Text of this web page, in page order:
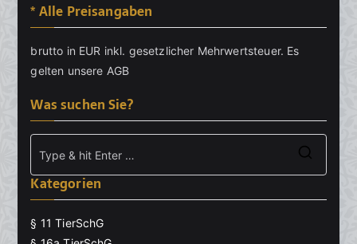
* Alle Preisangaben
brutto in EUR inkl. gesetzlicher Mehrwertsteuer. Es
gelten unsere AGB
Was suchen Sie?
Kategorien
§ 11 TierSchG